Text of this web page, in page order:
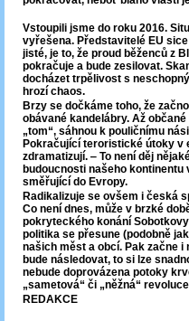
Vstoupili jsme do roku 2016.
vyřešena. Představitelé EU
jisté, je to, že proud běženců z
pokračuje a bude zesilovat.
docházet trpělivost s
hrozí chaos.
Brzy se dočkáme toho, že
obávané kandelábry. Až
„tom“, sáhnou k pouličnímu
Pokračující teroristické útoky
zdramatizují. ‒ To není děj
budoucnosti našeho
směřující do Evropy.
Radikalizuje se ovšem i česká
Co není dnes, může v brzké
pokryteckého konání
politika se přesune (podobně
našich měst a obcí. Pak začne
bude následovat, to si lze
nebude doprovázena potoky
„sametová“ či „něžná“
REDAKCE